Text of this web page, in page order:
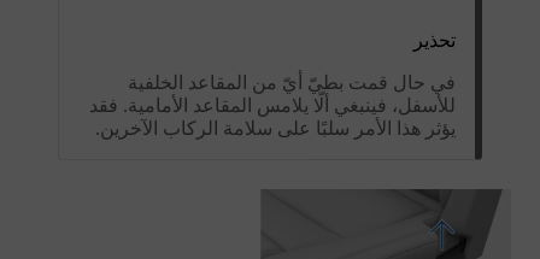
تحذير
في حال قمت بطيّ أيّ من المقاعد الخلفية
للأسفل، فينبغي ألّا يلامس المقاعد الأمامية. فقد
يؤثر هذا الأمر سلبًا على سلامة الركاب الآخرين.